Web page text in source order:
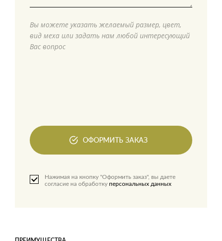
Вы можете указать желаемый размер, цвет,
вид меха или задать нам любой интересующий
Вас вопрос
ОФОРМИТЬ ЗАКАЗ
Нажимая на кнопку "Оформить заказ", вы даете
согласие на обработку персональных данных